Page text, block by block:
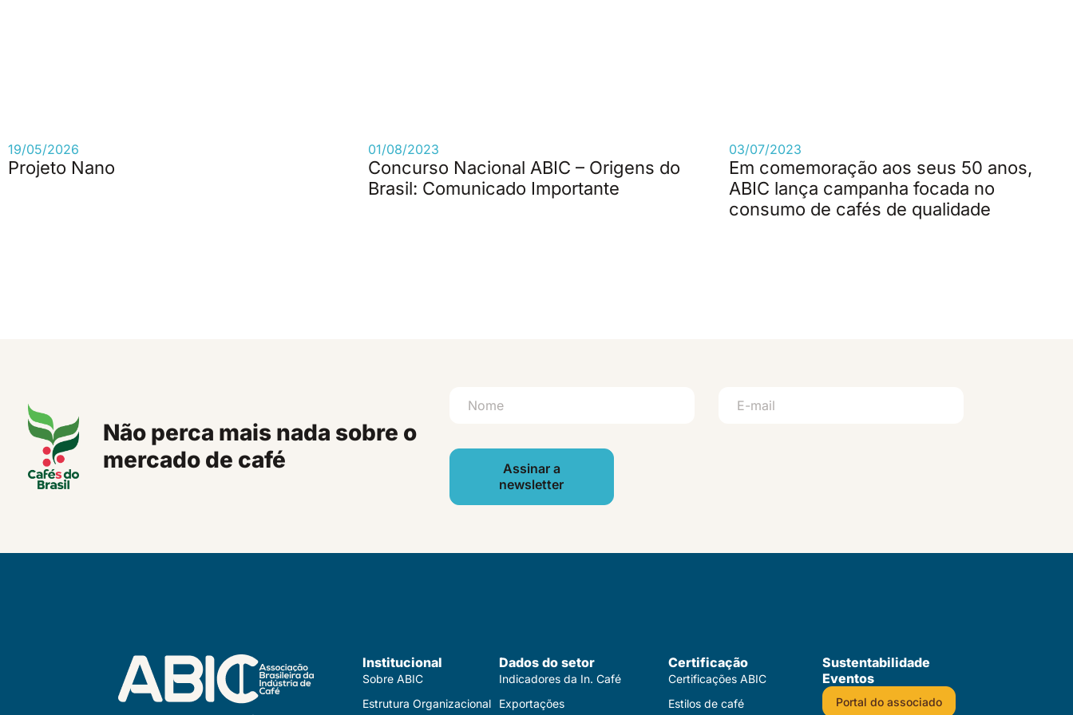
19/05/2026
Projeto Nano
01/08/2023
Concurso Nacional ABIC – Origens do
Brasil: Comunicado Importante
03/07/2023
Em comemoração aos seus 50 anos,
ABIC lança campanha focada no
consumo de cafés de qualidade
Não perca mais nada sobre o
mercado de café
Assinar a
newsletter
Institucional
Sobre ABIC
Estrutura Organizacional
Dados do setor
Indicadores da In. Café
Exportações
Certificação
Certificações ABIC
Estilos de café
Sustentabilidade
Eventos
Portal do associado